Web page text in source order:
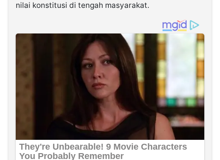
nilai konstitusi di tengah masyarakat.